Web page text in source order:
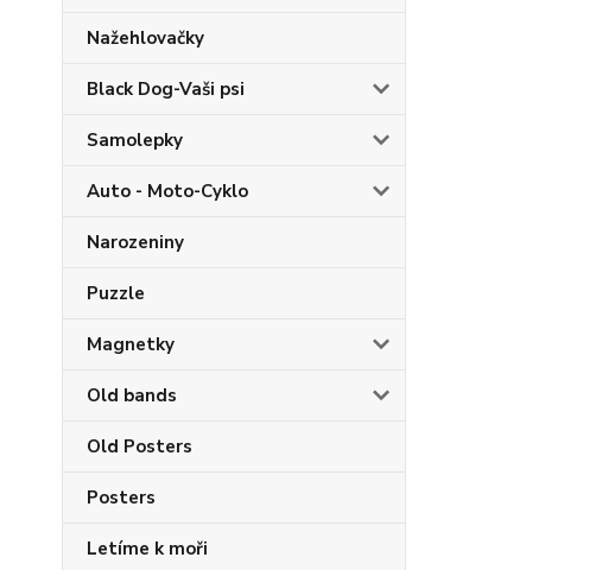
Nažehlovačky
Black Dog-Vaši psi
Samolepky
Auto - Moto-Cyklo
Narozeniny
Puzzle
Magnetky
Old bands
Old Posters
Posters
Letíme k moři